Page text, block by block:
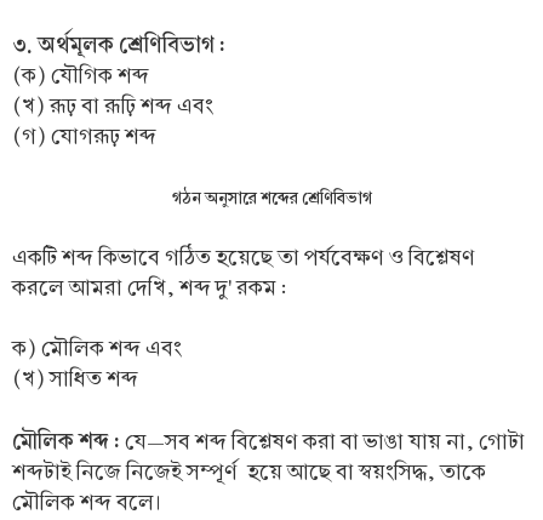
৩. অর্থমূলক শ্রেণিবিভাগ :
(ক) যৌগিক শব্দ
(খ) রূঢ় বা রূঢ়ি শব্দ এবং
(গ) যোগরূঢ় শব্দ
গঠন অনুসারে শব্দের শ্রেণিবিভাগ
একটি শব্দ কিভাবে গঠিত হয়েছে তা পর্যবেক্ষণ ও বিশ্লেষণ
করলে আমরা দেখি, শব্দ দু' রকম :
ক) মৌলিক শব্দ এবং
(খ) সাধিত শব্দ
মৌলিক শব্দ : যে—সব শব্দ বিশ্লেষণ করা বা ভাঙা যায় না, গোটা
শব্দটাই নিজে নিজেই সম্পূর্ণ হয়ে আছে বা স্বয়ংসিদ্ধ, তাকে
মৌলিক শব্দ বলে।